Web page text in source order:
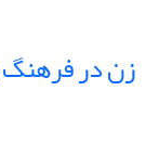
زن در